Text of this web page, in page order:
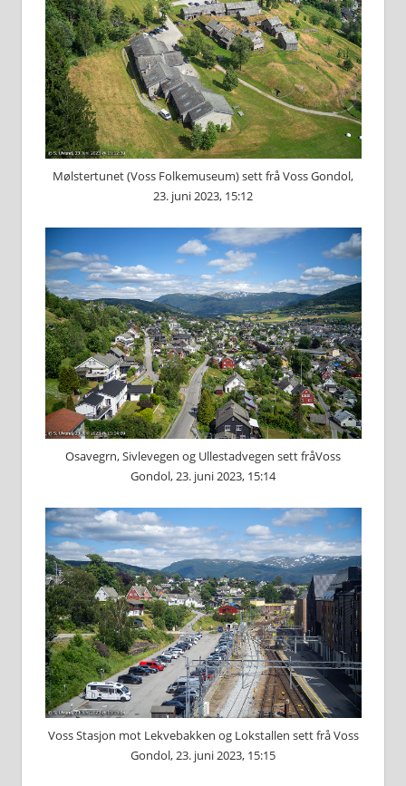
Mølstertunet (Voss Folkemuseum) sett frå Voss Gondol,
23. juni 2023, 15:12
Osavegrn, Sivlevegen og Ullestadvegen sett fråVoss
Gondol, 23. juni 2023, 15:14
Voss Stasjon mot Lekvebakken og Lokstallen sett frå Voss
Gondol, 23. juni 2023, 15:15